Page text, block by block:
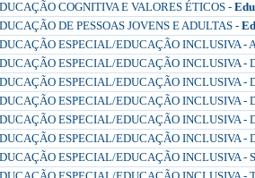
COGNITIVA E VALORES ÉTICOS -
DE PESSOAS JOVENS E ADULTAS -
ESPECIAL/EDUCAÇÃO INCLUSIVA -
ESPECIAL/EDUCAÇÃO INCLUSIVA -
ESPECIAL/EDUCAÇÃO INCLUSIVA -
ESPECIAL/EDUCAÇÃO INCLUSIVA -
ESPECIAL/EDUCAÇÃO INCLUSIVA -
ESPECIAL/EDUCAÇÃO INCLUSIVA -
ESPECIAL/EDUCAÇÃO INCLUSIVA -